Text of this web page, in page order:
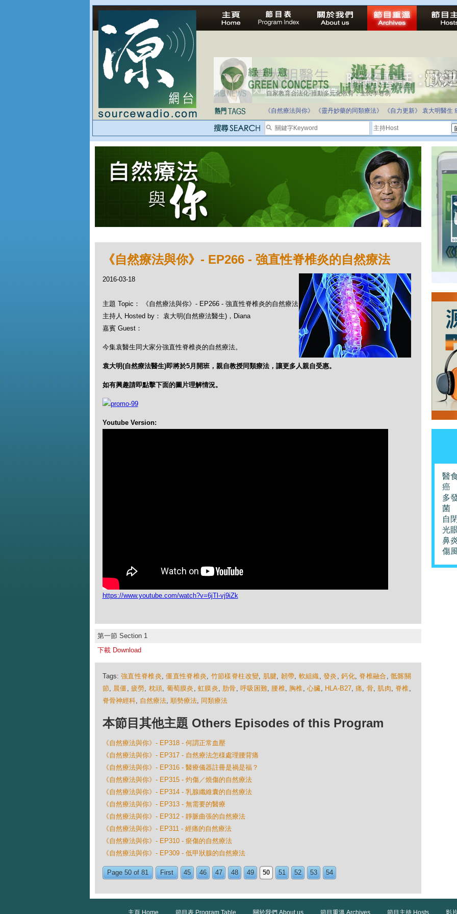
自家教育合法化-推動多元化教育，全民學卷制
《自然療法與你》
《靈丹妙藥的同類療法》 《自力更新》 袁大明醫生
《自然療法與你》- EP266 - 強直性脊椎炎的自然療法
2016-03-18
主題 Topic： 《自然療法與你》- EP266 - 強直性脊椎炎的自然療法
主持人 Hosted by： 袁大明(自然療法醫生)，Diana
嘉賓 Guest：
今集袁醫生同大家分強直性脊椎炎的自然療法。
袁大明(自然療法醫生)即將於5月開班，親自教授同類療法，讓更多人親自受惠。
如有興趣請即點擊下面的圖片理解情況。
Youtube Version:
https://www.youtube.com/watch?v=6jTl-vj9iZk
第一節 Section 1
下載 Download
Tags: 強直性脊椎炎,僵直性脊椎炎, 竹節樣脊柱改變, 肌腱, 韌帶, 軟組織,發炎 ,鈣化,脊椎融合, 骶髂關
節, 晨僵, 疲勞, 枕頭, 葡萄膜炎 , 虹膜炎, 肋骨, 呼吸困難, 腰椎, 胸椎,心臟, HLA-B27,痛, 骨, 肌肉,脊椎,
脊骨神經科, 自然療法, 順勢療法, 同類療法
本節目其他主題 Others Episodes of this Program
《自然療法與你》- EP318 - 何謂正常血壓
《自然療法與你》- EP317 - 自然療法怎様處理腰背痛
《自然療法與你》- EP316 - 醫療儀器註冊是禍是福？
《自然療法與你》- EP315 - 灼傷／燒傷的自然療法
《自然療法與你》- EP314 - 乳腺纖維囊的自然療法
《自然療法與你》- EP313 - 無需要的醫療
《自然療法與你》- EP312 - 靜脈曲張的自然療法
《自然療法與你》- EP311 - 經痛的自然療法
《自然療法與你》- EP310 - 瘀傷的自然療法
《自然療法與你》- EP309 - 低甲狀腺的自然療法
Page 50 of 81 First 45 46 47 48 49 50 51 52 53 54
醫
癌
多
菌
自
光
鼻
傷
主頁 Home 節目表 Program Table 關於我們 About us 節目重溫 Archives 節目主持 Hosts 影